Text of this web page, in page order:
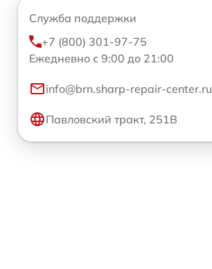
Служба поддержки
+7 (800) 301-97-75
Ежедневно с 9:00 до 21:00
info@brn.sharp-repair-center.ru
Павловский тракт, 251В